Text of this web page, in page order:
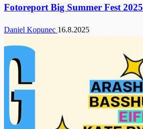
Fotoreport Big Summer Fest 2025
Daniel Kopunec 16.8.2025